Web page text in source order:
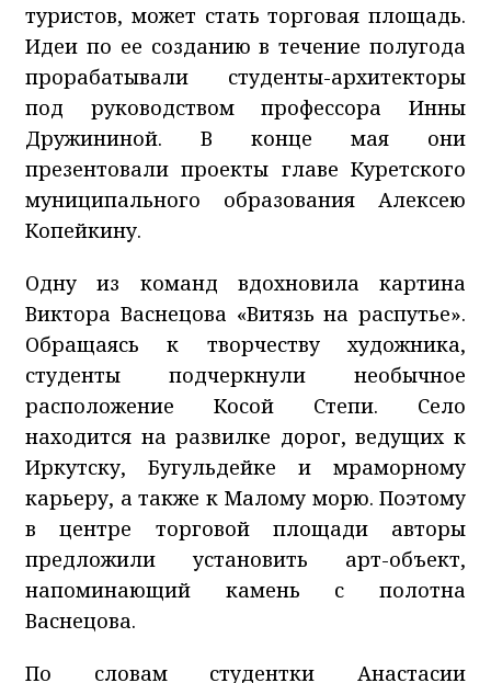
туристов, может стать торговая площадь.
Идеи по ее созданию в течение полугода
прорабатывали студенты-архитекторы
под руководством профессора Инны
Дружининой. В конце мая они
презентовали проекты главе Куретского
муниципального образования Алексею
Копейкину.
Одну из команд вдохновила картина
Виктора Васнецова «Витязь на распутье».
Обращаясь к творчеству художника,
студенты подчеркнули необычное
расположение Косой Степи. Село
находится на развилке дорог, ведущих к
Иркутску, Бугульдейке и мраморному
карьеру, а также к Малому морю. Поэтому
в центре торговой площади авторы
предложили установить арт-объект,
напоминающий камень с полотна
Васнецова.
По словам студентки Анастасии